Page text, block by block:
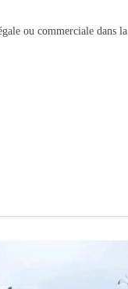
ou commerciale dans la